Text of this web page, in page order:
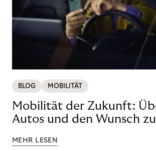
BLOG MOBILITÄT
Mobilität der Zukunft:
Autos und den Wunsch
MEHR LESEN